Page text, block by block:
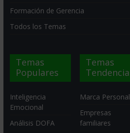
Formación de Gerencia
Todos los Temas
Temas
Populares
Inteligencia
Emocional
Análisis DOFA
Temas
Tendencia
Marca Personal
Empresas
familiares